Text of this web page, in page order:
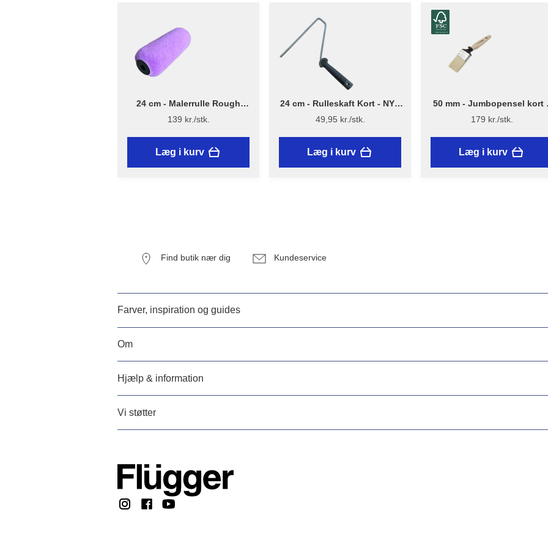
24 cm - Malerrulle Rough
Quick – Flügger Excellence
139 kr./stk.
Læg i kurv
24 cm - Rulleskaft Kort - NYT
DESIGN - Flügger
49,95 kr./stk.
Læg i kurv
50 mm - Jumbopensel kort
Flügger Excellence Series
179 kr./stk.
Læg i kurv
Find butik nær dig Kundeservice
Farver, inspiration og guides
Om
Hjælp & information
Vi støtter